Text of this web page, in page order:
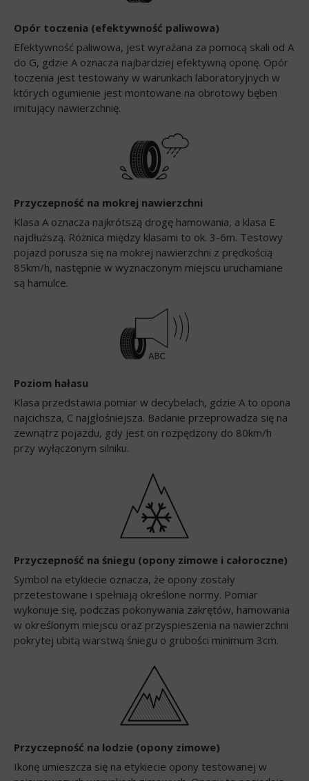
Opór toczenia (efektywność paliwowa)
Efektywność paliwowa, jest wyrażana za pomocą skali od A
do G, gdzie A oznacza najbardziej efektywną oponę. Opór
toczenia jest testowany w warunkach laboratoryjnych w
których ogumienie jest montowane na obrotowy bęben
imitujący nawierzchnię.
Przyczepność na mokrej nawierzchni
Klasa A oznacza najkrótszą drogę hamowania, a klasa E
najdłuższą. Różnica między klasami to ok. 3-6m. Testowy
pojazd porusza się na mokrej nawierzchni z prędkością
85km/h, następnie w wyznaczonym miejscu uruchamiane
są hamulce.
Poziom hałasu
Klasa przedstawia pomiar w decybelach, gdzie A to opona
najcichsza, C najgłośniejsza. Badanie przeprowadza się na
zewnątrz pojazdu, gdy jest on rozpędzony do 80km/h
przy wyłączonym silniku.
Przyczepność na śniegu (opony zimowe i całoroczne)
Symbol na etykiecie oznacza, że opony zostały
przetestowane i spełniają określone normy. Pomiar
wykonuje się, podczas pokonywania zakrętów, hamowania
w określonym miejscu oraz przyspieszenia na nawierzchni
pokrytej ubitą warstwą śniegu o grubości minimum 3cm.
Przyczepność na lodzie (opony zimowe)
Ikonę umieszcza się na etykiecie opony testowanej w